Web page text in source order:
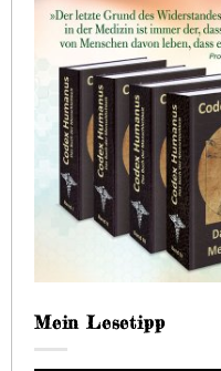
Mein Lesetipp